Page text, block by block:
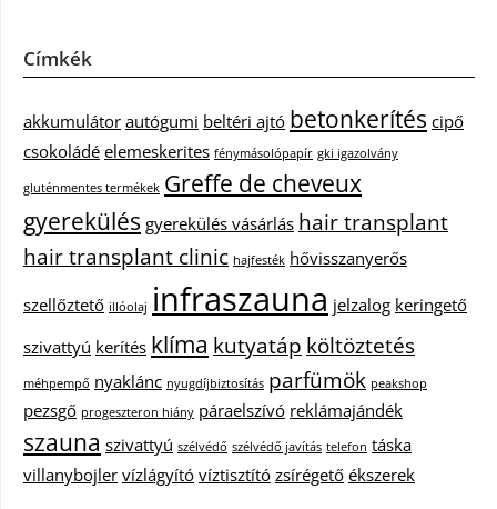
Címkék
akkumulátor autógumi beltéri ajtó betonkerítés cipő
csokoládé elemeskerites fénymásolópapír gki igazolvány
gluténmentes termékek Greffe de cheveux
gyerekülés gyerekülés vásárlás hair transplant
hair transplant clinic hajfesték hővisszanyerős
szellőztető illóolaj infraszauna jelzalog keringető
szivattyú kerítés klíma kutyatáp költöztetés
méhpempő nyaklánc nyugdíjbiztosítás parfümök peakshop
pezsgő progeszteron hiány páraelszívó reklámajándék
szauna szivattyú szélvédő szélvédő javítás telefon táska
villanybojler vízlágyító víztisztító zsírégető ékszerek